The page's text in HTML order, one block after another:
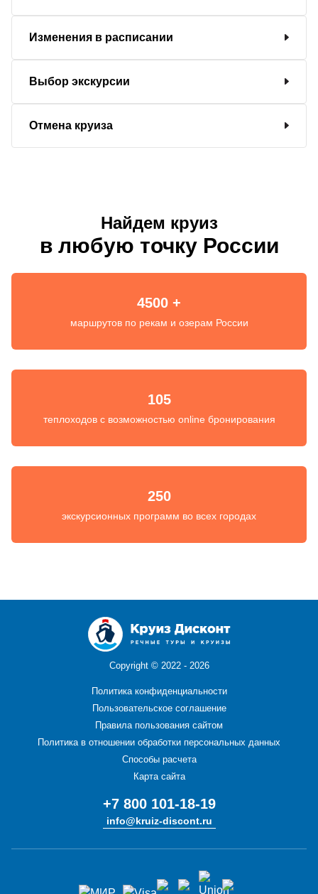
Изменения в расписании
Выбор экскурсии
Отмена круиза
Найдем круиз
в любую точку России
4500 +
маршрутов по рекам и озерам России
105
теплоходов с возможностью online бронирования
250
экскурсионных программ во всех городах
Copyright © 2022 - 2026
Политика конфиденциальности
Пользовательское соглашение
Правила пользования сайтом
Политика в отношении обработки персональных данных
Способы расчета
Карта сайта
+7 800 101-18-19
info@kruiz-discont.ru